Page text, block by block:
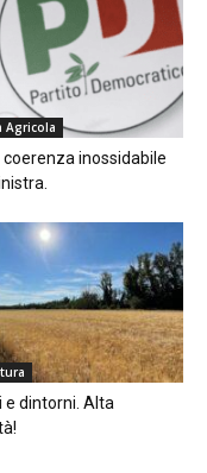
Agricola
coerenza inossidabile
e dintorni. Alta